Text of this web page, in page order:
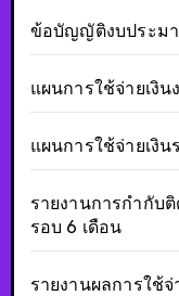
ข้อบัญญัติงบประม
แผนการใช้จ่ายเงิ
แผนการใช้จ่ายเงิ
รายงานการกำกับ
รอบ 6 เดือน
รายงานผลการใช้